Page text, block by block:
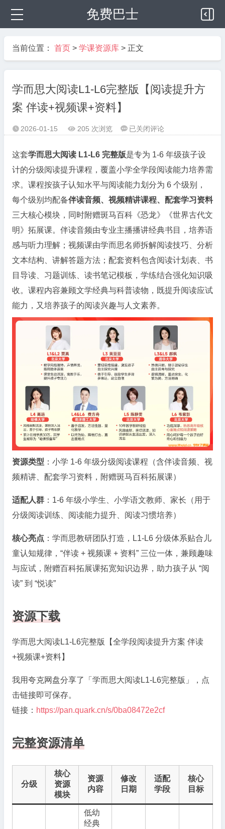
免费巴士
当前位置： 首页 > 学课资源库 > 正文
学而思大阅读L1-L6完整版【阅读提升方
案 伴读+视频课+资料】
 2026-01-15  205 次浏览  学
思
大
读
L1-
L6
完
整
版
【阅
读
提
升
方
案
频
+资
料】
已关闭评论
这套学而思大阅读 L1-L6 完整版是专为 1-6 年级孩子设
计的分级阅读提升课程，覆盖小学全学段阅读能力培养需
求。课程按孩子认知水平与阅读能力划分为 6 个级别，
每个级别均配备伴读音频、视频精讲课程、配套学习资料
三大核心模块，同时附赠斑马百科《恐龙》《世界古代文
明》拓展课。伴读音频由专业主播播讲经典书目，培养语
感与听力理解；视频课由学而思名师拆解阅读技巧、分析
文本结构、讲解答题方法；配套资料包含阅读计划表、书
目导读、习题训练、读书笔记模板，学练结合强化知识吸
收。课程内容兼顾文学经典与科普读物，既提升阅读应试
能力，又培养孩子的阅读兴趣与人文素养。
资源类型 ：小学 1-6 年级分级阅读课程（含伴读音频、视
频精讲、配套学习资料，附赠斑马百科拓展课）
适配人群 ：1-6 年级小学生、小学语文教师、家长（用于
分级阅读训练、阅读能力提升、阅读习惯培养）
核心亮点 ：学而思教研团队打造，L1-L6 分级体系贴合儿
童认知规律，“伴读 + 视频课 + 资料” 三位一体，兼顾趣味
与应试，附赠百科拓展课拓宽知识边界，助力孩子从 “阅
读” 到 “悦读”
资源下载
学而思大阅读L1-L6完整版【全学段阅读提升方案 伴读
+视频课+资料】
我用夸克网盘分享了「学而思大阅读L1-L6完整版」，点
击链接即可保存。
链接： https://pan.quark.cn/s/0ba08472e2cf
完整资源清单
分级
核心
资源
模块
资源
内容
修改
日期
适配
学段
核心
目标
低幼
经典